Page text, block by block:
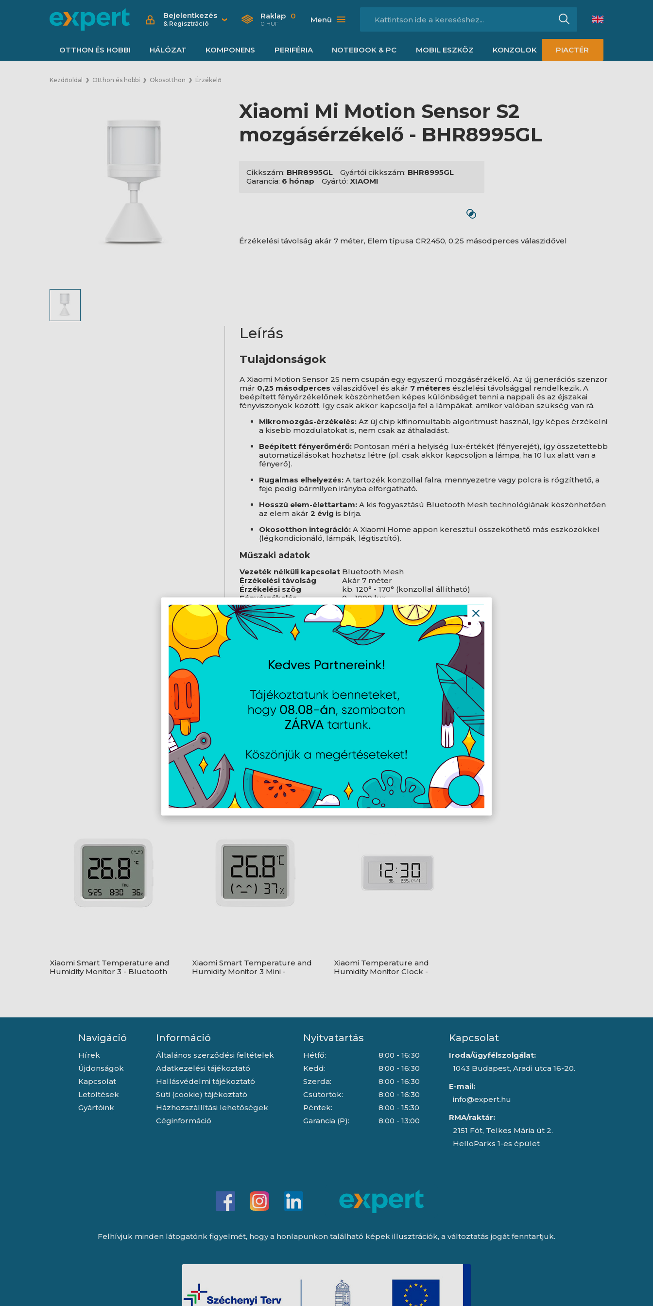
Bejelentkezés
& Regisztráció
Raklap 0
0 HUF Menü
OTTHON ÉS HOBBI HÁLÓZAT KOMPONENS PERIFÉRIA NOTEBOOK & PC MOBIL ESZKÖZ KONZOLOK PIACTÉR
Kezdőoldal Otthon és hobbi Okosotthon Érzékelő
Xiaomi Mi Motion Sensor S2
mozgásérzékelő - BHR8995GL
Cikkszám: BHR8995GL Gyártói cikkszám: BHR8995GL
Garancia: 6 hónap Gyártó: XIAOMI
Érzékelési távolság akár 7 méter, Elem típusa CR2450, 0,25 másodperces válaszidővel
Leírás
Tulajdonságok
A Xiaomi Motion Sensor 2S nem csupán egy egyszerű mozgásérzékelő. Az új generációs szenzor
már 0,25 másodperces válaszidővel és akár 7 méteres észlelési távolsággal rendelkezik. A
beépített fényérzékelőnek köszönhetően képes különbséget tenni a nappali és az éjszakai
fényviszonyok között, így csak akkor kapcsolja fel a lámpákat, amikor valóban szükség van rá.
Mikromozgás-érzékelés:Az új chip kifinomultabb algoritmust használ, így képes érzékelni
a kisebb mozdulatokat is, nem csak az áthaladást.
Beépített fényerőmérő:Pontosan méri a helyiség lux-értékét (fényerejét), így összetettebb
automatizálásokat hozhatsz létre (pl. csak akkor kapcsoljon a lámpa, ha 10 lux alatt van a
fényerő).
Rugalmas elhelyezés:A tartozék konzollal falra, mennyezetre vagy polcra is rögzíthető, a
feje pedig bármilyen irányba elforgatható.
Hosszú elem-élettartam:A kis fogyasztású Bluetooth Mesh technológiának köszönhetően
az elem akár 2 évig is bírja.
Okosotthon integráció:A Xiaomi Home appon keresztül összeköthető más eszközökkel
(légkondicionáló, lámpák, légtisztító).
Műszaki adatok
Vezeték nélküli kapcsolat Bluetooth Mesh
Érzékelési távolság
Akár 7 méter
Érzékelési szög
kb. 120° - 170° (konzollal állítható)
Fényérzékelés
0 – 1000 lux
Elem típusa
CR2450
Üzemi hőmérséklet
-10°C és 45°C között
1 db Xiaomi Motion Sensor 2S
(360°-ban forgatható és dönthető)
1 db Öntapadós matrica(a konzol rögzítéséhez)
1 db CR2450 gombelem(már behelyezve/tartozék)
Használati útmutató
AJÁNLATUNKBÓL
Xiaomi Smart Temperature and
Humidity Monitor 3 - Bluetooth
Xiaomi Smart Temperature and
Humidity Monitor 3 Mini -
Xiaomi Temperature and
Humidity Monitor Clock -
Navigáció
Hírek
Újdonságok
Kapcsolat
Letöltések
Gyártóink
Információ
Általános szerződési feltételek
Adatkezelési tájékoztató
Hallásvédelmi tájékoztató
Süti (cookie) tájékoztató
Házhozszállítási lehetőségek
Céginformáció
Nyitvatartás
Hétfő:
Kedd:
Szerda:
Csütörtök:
Péntek:
Garancia (P):
8:00 - 16:30
8:00 - 16:30
8:00 - 16:30
8:00 - 16:30
8:00 - 15:30
8:00 - 13:00
Kapcsolat
Iroda/ügyfélszolgálat:
1043 Budapest, Aradi utca 16-20.
E-mail:
info@expert.hu
RMA/raktár:
2151 Fót, Telkes Mária út 2.
HelloParks 1-es épület
Felhívjuk minden látogatónk figyelmét, hogy a honlapunkon található képek illusztrációk, a változtatás jogát fenntartjuk.